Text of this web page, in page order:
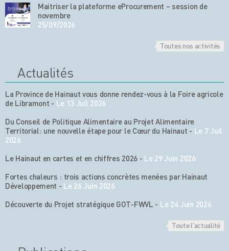
Maitriser la plateforme eProcurement – session de
novembre
25/09/2026
Toutes nos activités
Actualités
La Province de Hainaut vous donne rendez-vous à la Foire agricole
de Libramont - Le 13 Juil 2026
Du Conseil de Politique Alimentaire au Projet Alimentaire
Territorial: une nouvelle étape pour le Cœur du Hainaut - Le 7 Juil
2026
Le Hainaut en cartes et en chiffres 2026 - Le 29 Juin 2026
Fortes chaleurs : trois actions concrètes menées par Hainaut
Développement - Le 26 Juin 2026
Découverte du Projet stratégique GOT-FWVL - Le 24 Juin 2026
Toute l'actualité